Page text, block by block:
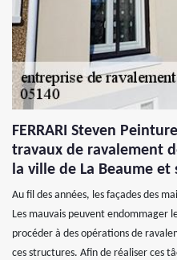
FERRARI Steven
travaux de ravalement
la ville de La Beaume et
Au fil des années, les façades des
Les mauvais peuvent endommager
procéder à des opérations de
ces structures. Afin de réaliser ces